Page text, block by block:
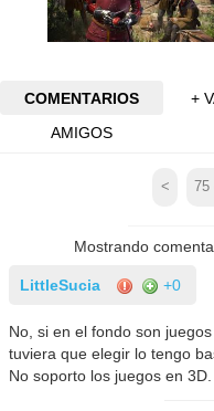
COMENTARIOS
+
AMIGOS
< 75
Mostrando
LittleSucia +0
No, si en el fondo son
tuviera que elegir lo tengo
No soporto los juegos en 3D.